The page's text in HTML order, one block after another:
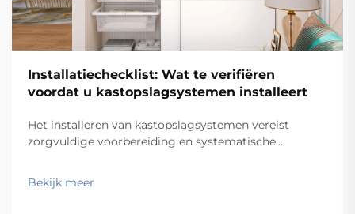
Installatiechecklist: Wat te verifiëren
voordat u kastopslagsystemen installeert
Het installeren van kastopslagsystemen vereist
zorgvuldige voorbereiding en systematische
te garanderen. Professionele aannemers en
facilitymanagers weten dat een succesvolle installatie
Bekijk meer